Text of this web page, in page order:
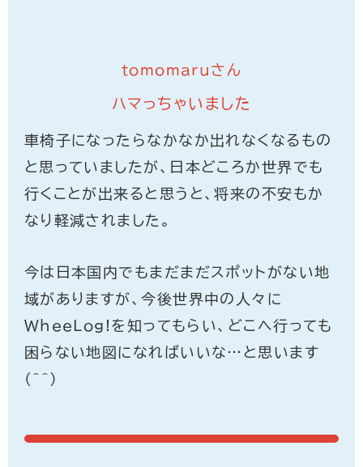
tomomaruさん
ハマっちゃいました
車椅子になったらなかなか出れなくなるもの
と思っていましたが、日本どころか世界でも
行くことが出来ると思うと、将来の不安もか
なり軽減されました。
今は日本国内でもまだまだスポットがない地
域がありますが、今後世界中の人々に
WheeLog!を知ってもらい、どこへ行っても
困らない地図になればいいな…と思います
(^^)